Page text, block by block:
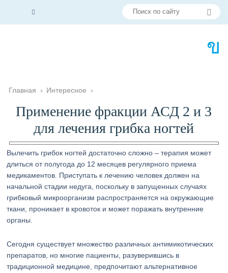
Главная › Интересное ›
Применение фракции АСД 2 и 3
для лечения грибка ногтей
Вылечить грибок ногтей достаточно сложно – терапия может
длиться от полугода до 12 месяцев регулярного приема
медикаментов. Приступать к лечению человек должен на
начальной стадии недуга, поскольку в запущенных случаях
грибковый микроорганизм распространяется на окружающие
ткани, проникает в кровоток и может поражать внутренние
органы.
Сегодня существует множество различных антимикотических
препаратов, но многие пациенты, разуверившись в
традиционной медицине, предпочитают альтернативное